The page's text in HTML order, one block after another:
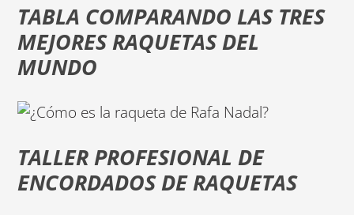
TABLA COMPARANDO LAS TRES
MEJORES RAQUETAS DEL
MUNDO
TALLER PROFESIONAL DE
ENCORDADOS DE RAQUETAS